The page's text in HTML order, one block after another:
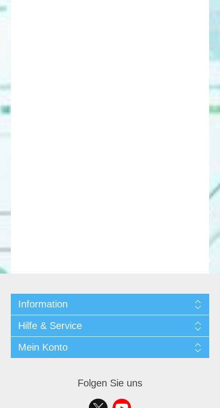
Information
Hilfe & Service
Mein Konto
Folgen Sie uns